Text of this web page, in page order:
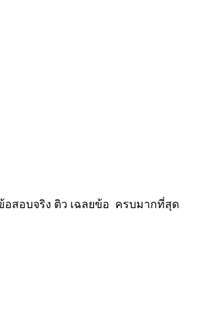
อสอบจริง ติว เฉลยข้อ ครบมากที่สุด